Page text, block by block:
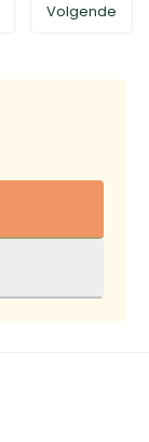
Volgende